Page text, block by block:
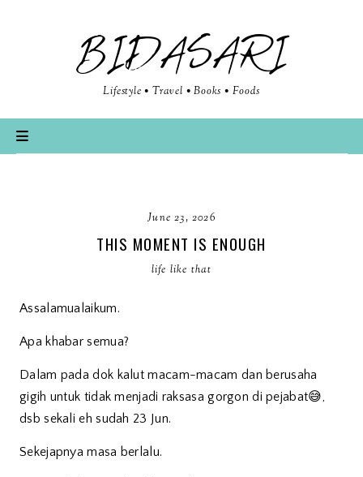
BIDASARI
Lifestyle • Travel • Books • Foods
June 23, 2026
THIS MOMENT IS ENOUGH
life like that
Assalamualaikum.
Apa khabar semua?
Dalam pada dok kalut macam-macam dan berusaha
gigih untuk tidak menjadi raksasa gorgon di pejabat😅,
dsb sekali eh sudah 23 Jun.
Sekejapnya masa berlalu.